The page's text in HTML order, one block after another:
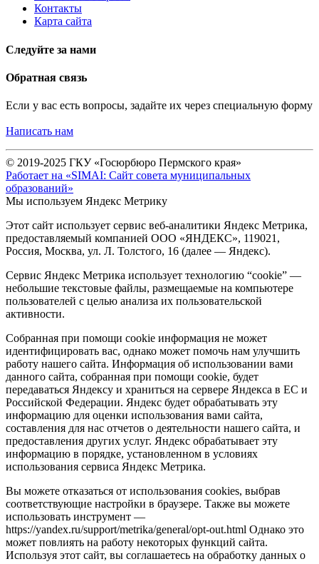
Контакты
Карта сайта
Следуйте за нами
Обратная связь
Если у вас есть вопросы, задайте их через специальную форму
Написать нам
© 2019-2025 ГКУ «Госюрбюро Пермского края»
Работает на «SIMAI: Сайт совета муниципальных
образований»
Мы используем Яндекс Метрику
Этот сайт использует сервис веб-аналитики Яндекс Метрика,
предоставляемый компанией ООО «ЯНДЕКС», 119021,
Россия, Москва, ул. Л. Толстого, 16 (далее — Яндекс).
Сервис Яндекс Метрика использует технологию “cookie” —
небольшие текстовые файлы, размещаемые на компьютере
пользователей с целью анализа их пользовательской
активности.
Собранная при помощи cookie информация не может
идентифицировать вас, однако может помочь нам улучшить
работу нашего сайта. Информация об использовании вами
данного сайта, собранная при помощи cookie, будет
передаваться Яндексу и храниться на сервере Яндекса в ЕС и
Российской Федерации. Яндекс будет обрабатывать эту
информацию для оценки использования вами сайта,
составления для нас отчетов о деятельности нашего сайта, и
предоставления других услуг. Яндекс обрабатывает эту
информацию в порядке, установленном в условиях
использования сервиса Яндекс Метрика.
Вы можете отказаться от использования cookies, выбрав
соответствующие настройки в браузере. Также вы можете
использовать инструмент —
https://yandex.ru/support/metrika/general/opt-out.html Однако это
может повлиять на работу некоторых функций сайта.
Используя этот сайт, вы соглашаетесь на обработку данных о